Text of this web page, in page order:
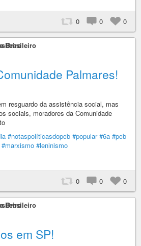
0 0 0
Brasileiro
Palmares!
resguardo da assistência social, mas
sociais, moradores da Comunidade
#notaspolíticasdopcb #popular #6a #pcb
#marxismo #leninismo
0 0 0
Brasileiro
em SP!